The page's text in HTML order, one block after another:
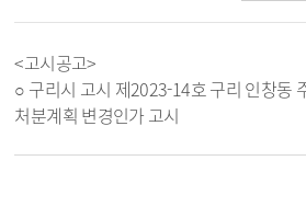
<고시공고>
○ 구리시 고시 제2023-14호 구리 인창동
처분계획 변경인가 고시